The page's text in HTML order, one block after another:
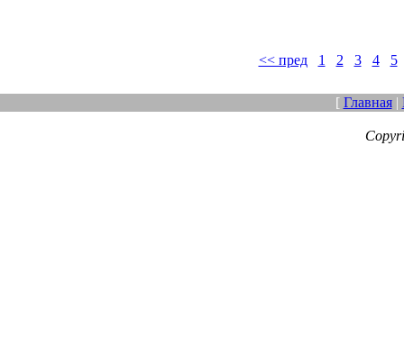
<< пред 1 2 3 4 5
[ Главная|